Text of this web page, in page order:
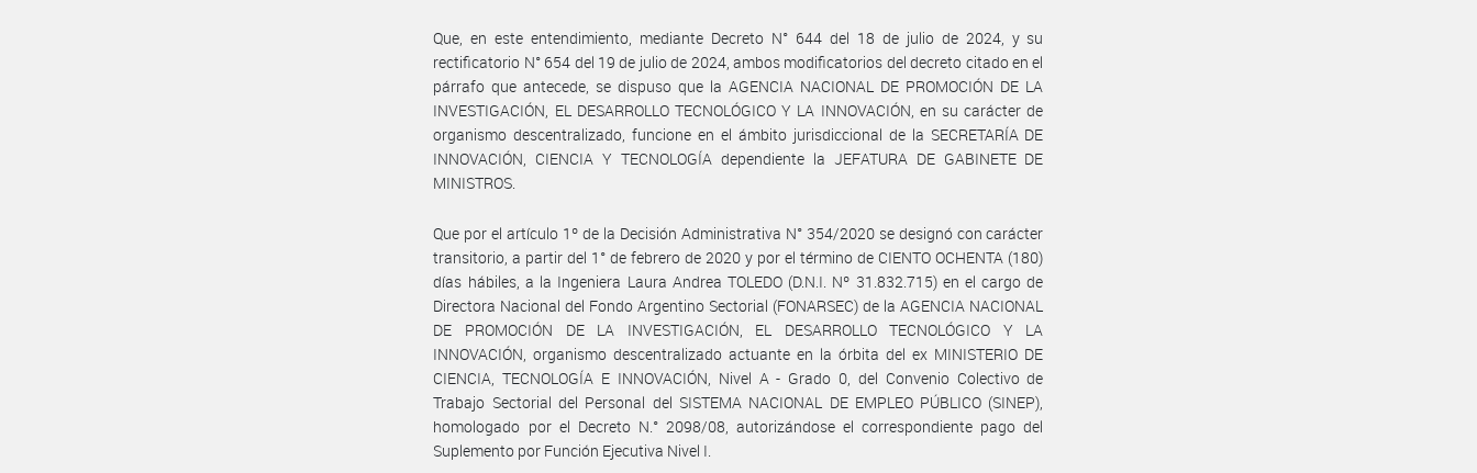
Que, en este entendimiento, mediante Decreto N° 644 del 18 de julio de 2024, y su
rectificatorio N° 654 del 19 de julio de 2024, ambos modificatorios del decreto citado en el
párrafo que antecede, se dispuso que la AGENCIA NACIONAL DE PROMOCIÓN DE LA
INVESTIGACIÓN, EL DESARROLLO TECNOLÓGICO Y LA INNOVACIÓN, en su carácter de
organismo descentralizado, funcione en el ámbito jurisdiccional de la SECRETARÍA DE
INNOVACIÓN, CIENCIA Y TECNOLOGÍA dependiente la JEFATURA DE GABINETE DE
MINISTROS.
Que por el artículo 1º de la Decisión Administrativa N° 354/2020 se designó con carácter
transitorio, a partir del 1° de febrero de 2020 y por el término de CIENTO OCHENTA (180)
días hábiles, a la Ingeniera Laura Andrea TOLEDO (D.N.I. Nº 31.832.715) en el cargo de
Directora Nacional del Fondo Argentino Sectorial (FONARSEC) de la AGENCIA NACIONAL
DE PROMOCIÓN DE LA INVESTIGACIÓN, EL DESARROLLO TECNOLÓGICO Y LA
INNOVACIÓN, organismo descentralizado actuante en la órbita del ex MINISTERIO DE
CIENCIA, TECNOLOGÍA E INNOVACIÓN, Nivel A - Grado 0, del Convenio Colectivo de
Trabajo Sectorial del Personal del SISTEMA NACIONAL DE EMPLEO PÚBLICO (SINEP),
homologado por el Decreto N.° 2098/08, autorizándose el correspondiente pago del
Suplemento por Función Ejecutiva Nivel I.